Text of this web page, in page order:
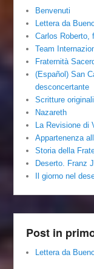
Benvenuti
Lettera da
Carlos Roberto,
Team
Fraternità
(Español) San
desconcertante
Scritture
Nazareth
La Revisione di
Appartenenza
Storia della
Deserto. Franz
Il giorno nel
Post in
Lettera da